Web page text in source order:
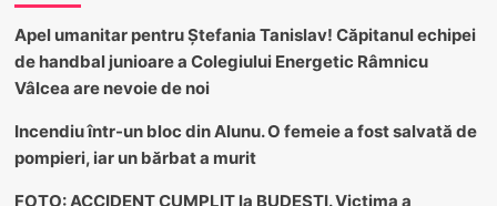
Apel umanitar pentru Ștefania Tanislav! Căpitanul echipei
de handbal junioare a Colegiului Energetic Râmnicu
Vâlcea are nevoie de noi
Incendiu într-un bloc din Alunu. O femeie a fost salvată de
pompieri, iar un bărbat a murit
FOTO: ACCIDENT CUMPLIT la BUDEȘTI. Victima a